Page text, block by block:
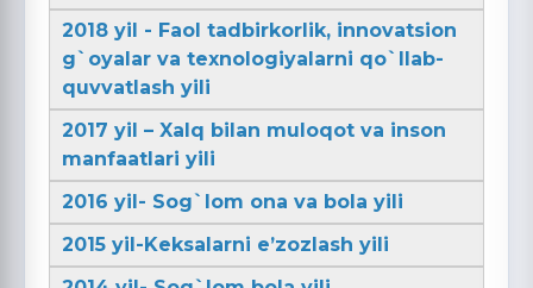
2018 yil - Faol tadbirkorlik, innovatsion
g`oyalar va texnologiyalarni qo`llab-
quvvatlash yili
2017 yil – Xalq bilan muloqot va inson
manfaatlari yili
2016 yil- Sog`lom ona va bola yili
2015 yil-Keksalarni e’zozlash yili